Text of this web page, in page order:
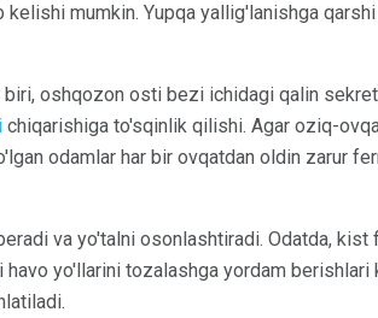
mumkin. Yupqa yallig'lanishga
oshqozon osti bezi ichidagi qalin
chiqarishiga to'sqinlik qilishi. Agar oziq-
odamlar har bir ovqatdan oldin zarur
va yo'talni osonlashtiradi. Odatda,
yo'llarini tozalashga yordam berishlari